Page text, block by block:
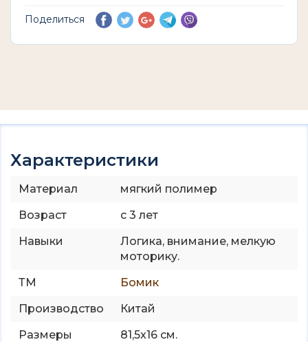
Поделиться
Характеристики
Материал
мягкий полимер
Возраст
с 3 лет
Навыки
Логика, внимание, мелкую
моторику.
ТМ
Бомик
Производство
Китай
Размеры
81,5x16 см.